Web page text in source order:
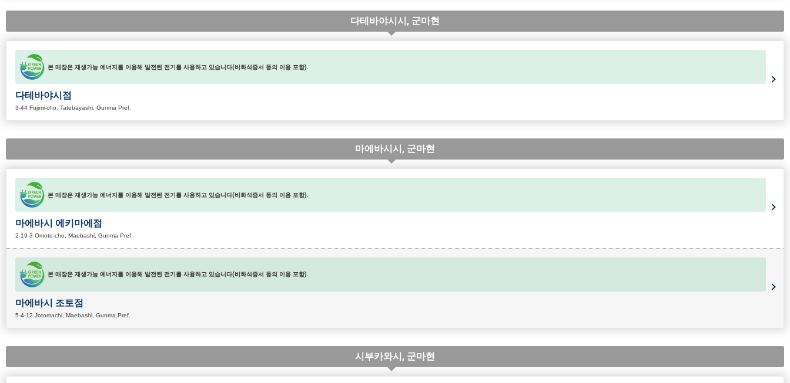
다테바야시시, 군마현
본 매장은 재생가능 에너지를 이용해 발전된 전기를 사용하고 있습니다(비화석증서 등의 이용 포함).
다테바야시점
3-44 Fujimi-cho, Tatebayashi, Gunma Pref.
마에바시시, 군마현
본 매장은 재생가능 에너지를 이용해 발전된 전기를 사용하고 있습니다(비화석증서 등의 이용 포함).
마에바시 에키마에점
2-19-3 Omote-cho, Maebashi, Gunma Pref.
본 매장은 재생가능 에너지를 이용해 발전된 전기를 사용하고 있습니다(비화석증서 등의 이용 포함).
마에바시 조토점
5-4-12 Jotomachi, Maebashi, Gunma Pref.
시부카와시, 군마현